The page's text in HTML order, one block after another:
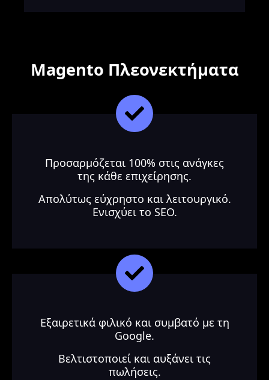
Magento Πλεονεκτήματα
Προσαρμόζεται 100% στις ανάγκες
της κάθε επιχείρησης.
Απολύτως εύχρηστο και λειτουργικό.
Ενισχύει το SEΟ.
Εξαιρετικά φιλικό και συμβατό με τη
Google.
Βελτιστοποιεί και αυξάνει τις
πωλήσεις.